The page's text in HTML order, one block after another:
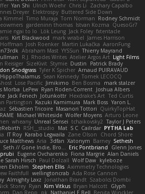
Yan Shi Ulrich Woehr Chris Li
Zachary Capalbo
Dreyer Elektrospy Buttered Side Down
Kimmel Timo Muraja Tom Norman Rodney Schmidt
gardeninn thomas Istvan Kozma QuesoGr7
ngai to lo Lök Leung Jack Foley fxtentacle
Kirt Blackwood mark wrabel James Harrison
Josh Roenker Martin Lukačka AaronFung
Abraham Mast YYSSun Thierry Mayrand
R.J. Rhodes Writes Atelier Argos Art Light Films
Reisiger SizeKivit Stymie Dustin
Patrick Brady
Snodgrass Tyler K Spicher Arnaud PUIRAVAUD
HippoThalamus Sean Kennedy Tomek LECOCQ
Lose Pacific Jimikimo Ben Bosma
mark stalzer
Morba LePew Ryan Roden-Corrent Joshua Albers
Jack Fenech Jotunkottr Hexdrake's Art Ted Curtis
Partington Kazuki Kamimura Mark Boss Yaron L.
Sébastien Tricoire Masanori Tottori QuirkyTopHat
Michael Whiteside Wolfer Moyens Arturo Leone
wheany Unreal Sensei tchaikovsky2 Taylor J Peters
RSH__studio Mat S C Cailrdar PYTHA Lab
IT Roy Karabo Legwaila Zane Olson
Chord Shore
Matthews Aria 3dfan Xatonym Barney Sethesh
Seth // Gone Indie, Bro... Eric Pontbriand
Glenn Jones
Eugene Ovcharenko Fiona Margrie Alan Daniels
Sarah Hirsch Paul Dolzall Wolf Daw kyleboze
Ekholm Stephen Ellis Aximmetry Technologies
Faithfull wellingtoncrab Ada Rose Cannon
Almighty Laxz Jonathan Brandt Szabolcs Dombi
Storey Ryan Kim Vitkus Bryan Halcott Glyph
Dan Repp pk Nathaniel E Bell Benita Winckler